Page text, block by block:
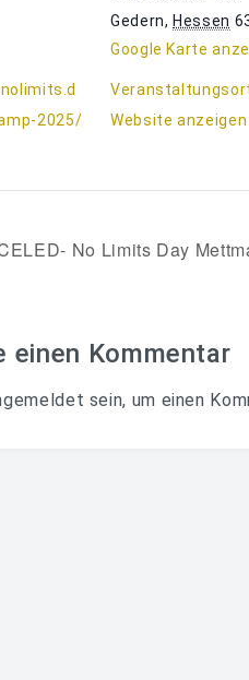
2025/
Gedern, Hessen
Google Karte
Website anzeigen
No Limits Day
einen Kommentar
sein, um einen